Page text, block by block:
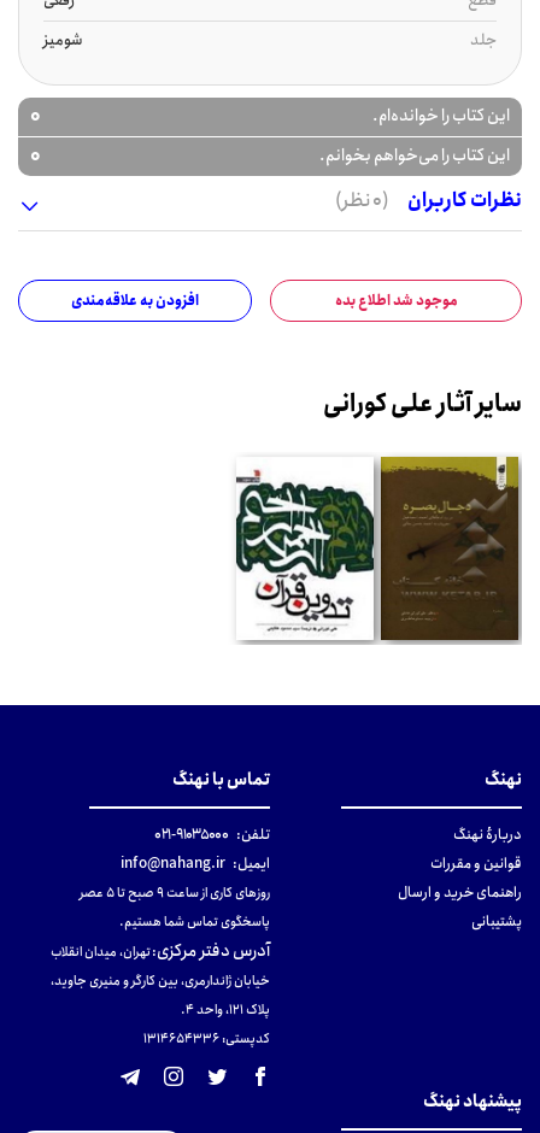
جلد
شومیز
این کتاب را خوانده‌ام. 0
این کتاب را می‌خواهم بخوانم.
0
نظرات کاربران
(0 نظر)
موجود شد اطلاع بده افزودن به علاقه‌مندی
سایر آثار علی کورانی
نهنگ
دربارهٔ نهنگ
قوانین و مقررات
راهنمای خرید و ارسال
پشتیبانی
تماس با نهنگ
تلفن: ۹۱۰۳۵۰۰۰-۰۲۱
ایمیل: info@nahang.ir
روزهای کاری از ساعت ۹ صبح تا ۵ عصر
پاسخگوی تماس شما هستیم.
آدرس دفتر مرکزی:تهران، میدان انقلاب
خیابان ژاندارمری، بین کارگر و منیری جاوید،
پلاک 121، واحد ۴.
کدپستی: 131465433۶
پیشنهاد نهنگ